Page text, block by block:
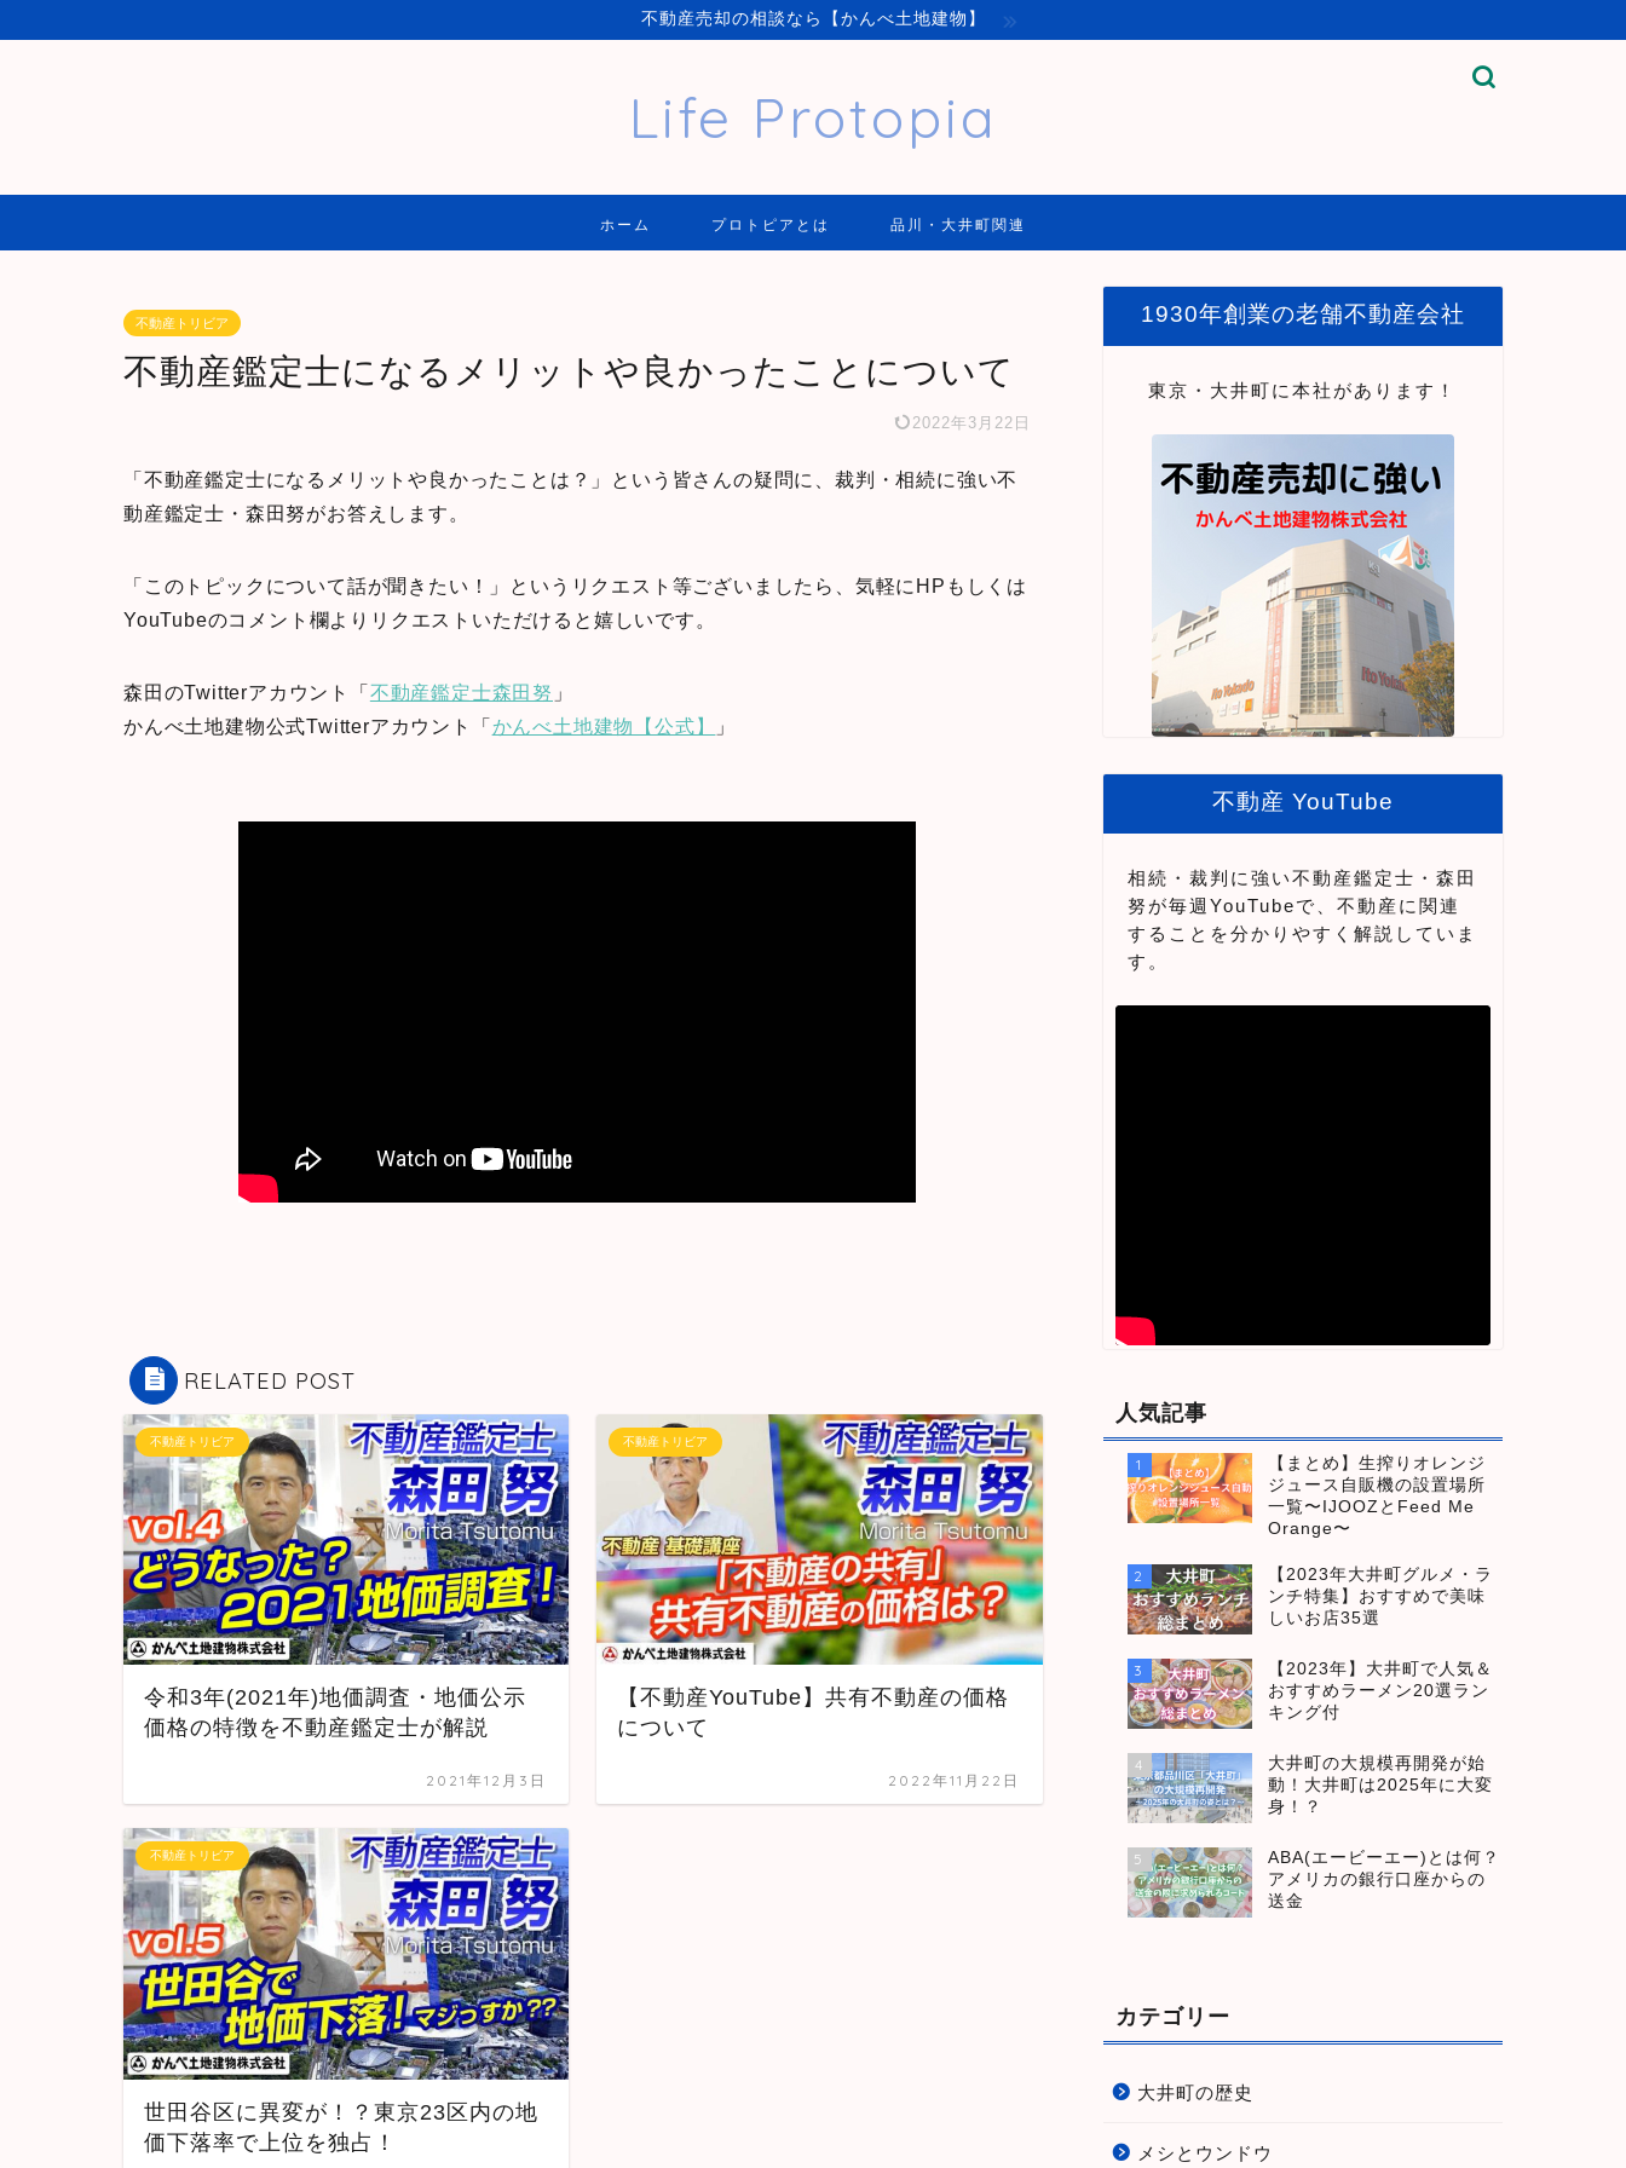
不動産売却の相談なら【かんべ土地建物】
Life Protopia
ホーム プロトピアとは 品川・大井町関連
不動産トリビア
不動産鑑定士になるメリットや良かったことについて
2022年3月22日
「不動産鑑定士になるメリットや良かったことは？」という皆さんの疑問に、裁判・相続に強い不
動産鑑定士・森田努がお答えします。
「このトピックについて話が聞きたい！」というリクエスト等ございましたら、気軽にHPもしくは
YouTubeのコメント欄よりリクエストいただけると嬉しいです。
森田のTwitterアカウント「 不動産鑑定士森田努 」
かんべ土地建物公式Twitterアカウント「 かんべ土地建物【公式】 」
RELATED POST
不動産トリビア
令和3年(2021年)地価調査・地価公示
価格の特徴を不動産鑑定士が解説
2021年12月3日
不動産トリビア
【不動産YouTube】共有不動産の価格
について
2022年11月22日
不動産トリビア
世田谷区に異変が！？東京23区内の地
価下落率で上位を独占！
1930年創業の老舗不動産会社
東京・大井町に本社があります！
不動産 YouTube
相続・裁判に強い不動産鑑定士・森田
努が毎週YouTubeで、不動産に関連
することを分かりやすく解説していま
す。
人気記事
1
【まとめ】生搾りオレンジ
ジュース自販機の設置場所
一覧〜IJOOZとFeed Me
Orange〜
2
【2023年大井町グルメ・ラ
ンチ特集】おすすめで美味
しいお店35選
3
【2023年】大井町で人気＆
おすすめラーメン20選ラン
キング付
4
大井町の大規模再開発が始
動！大井町は2025年に大変
身！？
5
ABA(エービーエー)とは何？
アメリカの銀行口座からの
送金
カテゴリー
大井町の歴史
メシとウンドウ